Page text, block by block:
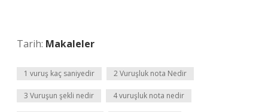
Tarih: Makaleler
1 vuruş kaç saniyedir 2 Vuruşluk nota Nedir
3 Vuruşun şekli nedir 4 vuruşluk nota nedir